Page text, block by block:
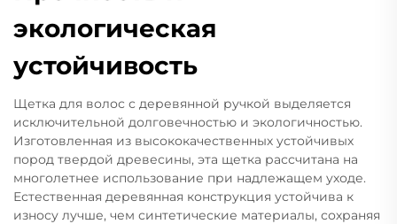
экологическая
устойчивость
Щетка для волос с деревянной ручкой выделяется
исключительной долговечностью и экологичностью.
Изготовленная из высококачественных устойчивых
пород твердой древесины, эта щетка рассчитана на
многолетнее использование при надлежащем уходе.
Естественная деревянная конструкция устойчива к
износу лучше, чем синтетические материалы, сохраняя